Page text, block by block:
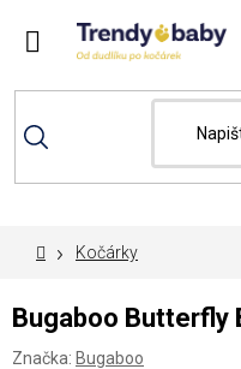
MAXI-COSI týden
DomůKočárky
Bugaboo Butterfly
Značka: Bugaboo